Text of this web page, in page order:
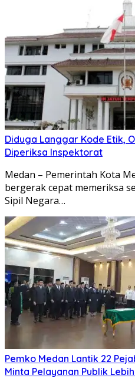
Diduga Langgar Kode Etik,
Diperiksa Inspektorat
Medan – Pemerintah Kota
bergerak cepat memeriksa
Sipil Negara…
Pemko Medan Lantik 22
Minta Pelayanan Publik